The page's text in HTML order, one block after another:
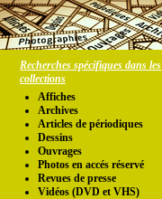
Recherches spécifiques dans les
collections
Affiches
Archives
Articles de périodiques
Dessins
Ouvrages
Photos en accés réservé
Revues de presse
Vidéos (DVD et VHS)